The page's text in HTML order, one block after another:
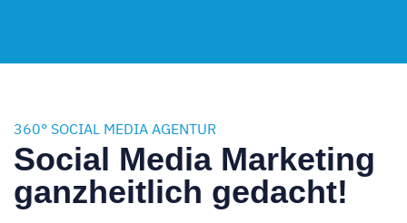
360° SOCIAL MEDIA AGENTUR
Social Media Marketing
ganzheitlich gedacht!